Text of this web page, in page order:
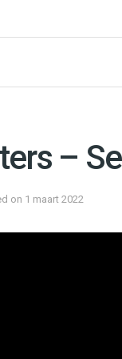
–
on 1 maart 2022